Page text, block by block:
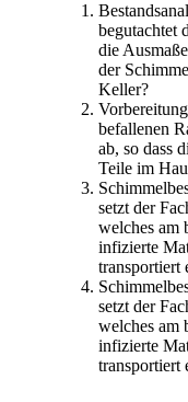
begutachtet
die
der
Keller?
befallenen
ab, so dass
Teile im
setzt der
welches am
infizierte
transportiert
setzt der
welches am
infizierte
transportiert